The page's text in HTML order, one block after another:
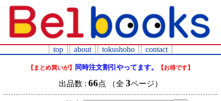
top about tokushoho contact
【まとめ買いが】 同時注文割引やってます。 【お得です】
出品数 : 66点 （全 3ページ）